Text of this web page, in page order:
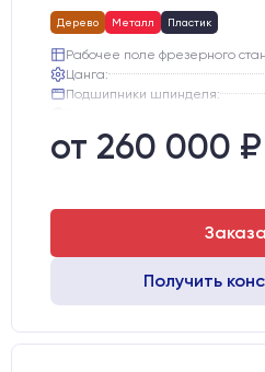
Дерево Металл Пластик
Рабочее поле фрезерного
Цанга:
Подшипники шпинделя:
Стол:
Двигатели:
от 260 000 ₽
Получить